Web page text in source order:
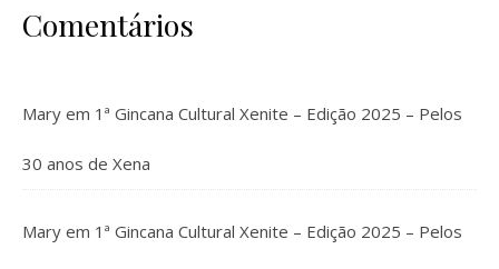
Comentários
Mary em 1ª Gincana Cultural Xenite – Edição 2025 – Pelos
30 anos de Xena
Mary em 1ª Gincana Cultural Xenite – Edição 2025 – Pelos